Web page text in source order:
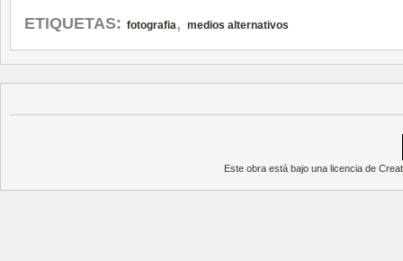
ETIQUETAS: fotografia, medios alternativos
Este obra está bajo unalicencia de